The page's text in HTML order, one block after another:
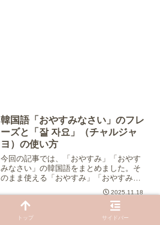
韓国語「おやすみなさい」のフレ
ーズと「잘 자요」（チャルジャ
ヨ）の使い方
今回の記事では、「おやすみ」「おやす
みなさい」の韓国語をまとめました。そ
のまま使える「おやすみ」「おやすみな
さい」のフレーズ５選や推しに使える
「おやすみ」のフレーズ、韓国語初心者
でも使える簡単なフレーズです。
2025.11.18
「韓国語が聞き取れるようになり
たい」聞き取り練習のおすすめ
トップ サイドバー